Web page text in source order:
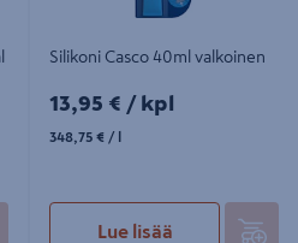
Silikoni Casco 40ml valkoinen
13,95€/kpl
13,95 € / kpl
348,75 € / l
Lue lisää